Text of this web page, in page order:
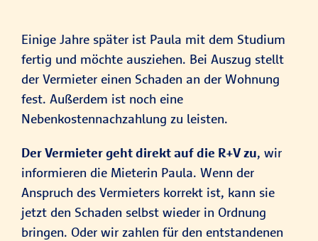
Einige Jahre später ist Paula mit dem Studium
fertig und möchte ausziehen. Bei Auszug stellt
der Vermieter einen Schaden an der Wohnung
fest. Außerdem ist noch eine
Nebenkostennachzahlung zu leisten.
Der Vermieter geht direkt auf die R+V zu, wir
informieren die Mieterin Paula. Wenn der
Anspruch des Vermieters korrekt ist, kann sie
jetzt den Schaden selbst wieder in Ordnung
bringen. Oder wir zahlen für den entstandenen